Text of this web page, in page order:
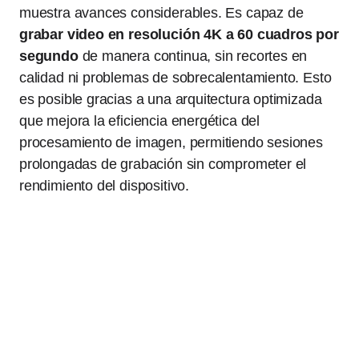
muestra avances considerables. Es capaz de
grabar video en resolución 4K a 60 cuadros por
segundode manera continua, sin recortes en
calidad ni problemas de sobrecalentamiento. Esto
es posible gracias a una arquitectura optimizada
que mejora la eficiencia energética del
procesamiento de imagen, permitiendo sesiones
prolongadas de grabación sin comprometer el
rendimiento del dispositivo.